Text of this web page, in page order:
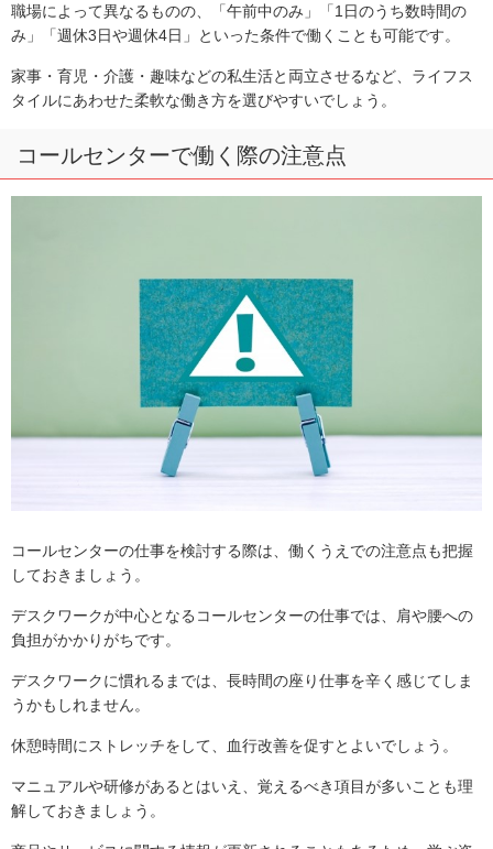
職場によって異なるものの、「午前中のみ」「1日のうち数時間の
み」「週休3日や週休4日」といった条件で働くことも可能です。
家事・育児・介護・趣味などの私生活と両立させるなど、ライフス
タイルにあわせた柔軟な働き方を選びやすいでしょう。
コールセンターで働く際の注意点
コールセンターの仕事を検討する際は、働くうえでの注意点も把握
しておきましょう。
デスクワークが中心となるコールセンターの仕事では、肩や腰への
負担がかかりがちです。
デスクワークに慣れるまでは、長時間の座り仕事を辛く感じてしま
うかもしれません。
休憩時間にストレッチをして、血行改善を促すとよいでしょう。
マニュアルや研修があるとはいえ、覚えるべき項目が多いことも理
解しておきましょう。